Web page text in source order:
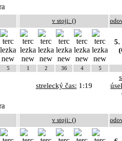
v stoji: ()
5.
5 1 2 36 4 5
strelecký čas: 1:19
v stoji: ()